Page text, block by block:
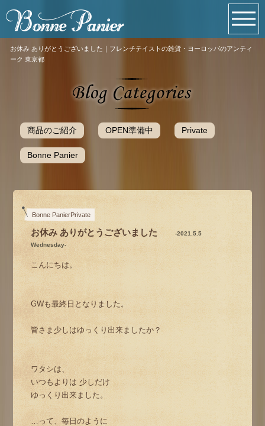
お休み ありがとうございました｜フレンチテイストの雑貨・ヨーロッパのアンティ
ーク 東京都
商品のご紹介 OPEN準備中 Private
Bonne Panier
Bonne PanierPrivate
お休み ありがとうございました
-2021.5.5
Wednesday-
こんにちは。
GWも最終日となりました。
皆さま少しはゆっくり出来ましたか？
ワタシは、
いつもよりは 少しだけ
ゆっくり出来ました。
…って、毎日のように